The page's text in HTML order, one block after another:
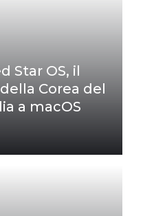
Star OS, il
Corea del
a macOS